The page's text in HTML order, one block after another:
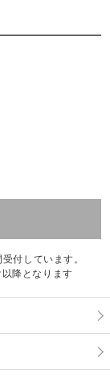
付しています。
降となります